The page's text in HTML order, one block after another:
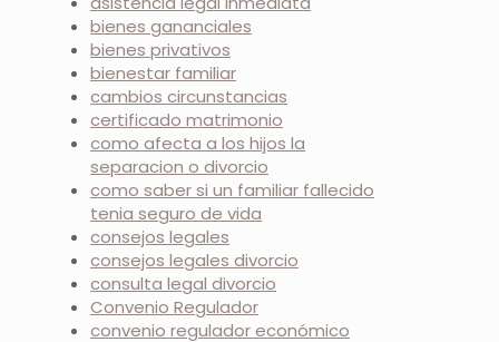
bienes gananciales
bienes privativos
bienestar familiar
cambios circunstancias
certificado matrimonio
como afecta a los hijos la
separacion o divorcio
como saber si un familiar fallecido
tenia seguro de vida
consejos legales
consejos legales divorcio
consulta legal divorcio
Convenio Regulador
convenio regulador económico